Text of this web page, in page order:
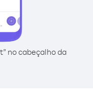
no cabeçalho da